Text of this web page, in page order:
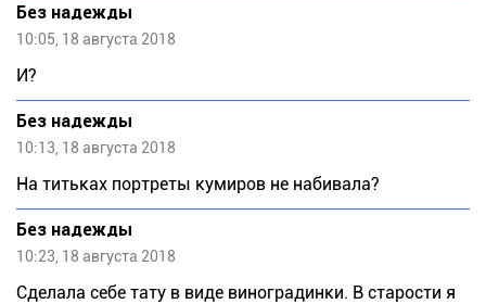
Без надежды
10:05, 18 августа 2018
И?
Без надежды
10:13, 18 августа 2018
На титьках портреты кумиров не набивала?
Без надежды
10:23, 18 августа 2018
Сделала себе тату в виде виноградинки. В старости я